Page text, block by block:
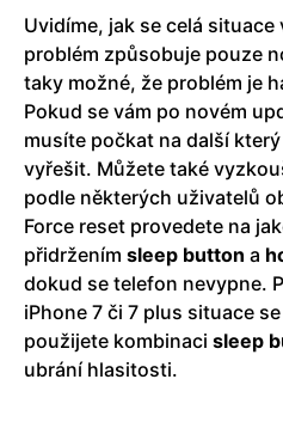
Uvidíme, jak se celá
problém způsobuje pouze
taky možné, že problém je
Pokud se vám po novém
musíte počkat na další
vyřešit. Můžete také
podle některých uživatelů
Force reset provedete na
přidržením sleep button a
dokud se telefon nevypne.
iPhone 7 či 7 plus situace
použijete kombinaci sleep
ubrání hlasitosti.